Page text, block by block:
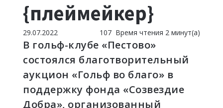
{плеймейкер}
29.07.2022 107 Время чтения 2 минут(а)
В гольф-клубе «Пестово»
состоялся благотворительный
аукцион «Гольф во благо» в
поддержку фонда «Созвездие
Добра», организованный